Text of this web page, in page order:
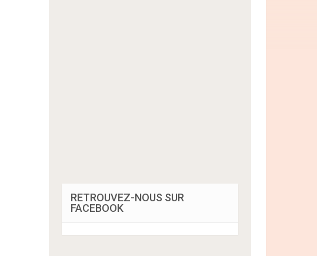
RETROUVEZ-NOUS SUR
FACEBOOK